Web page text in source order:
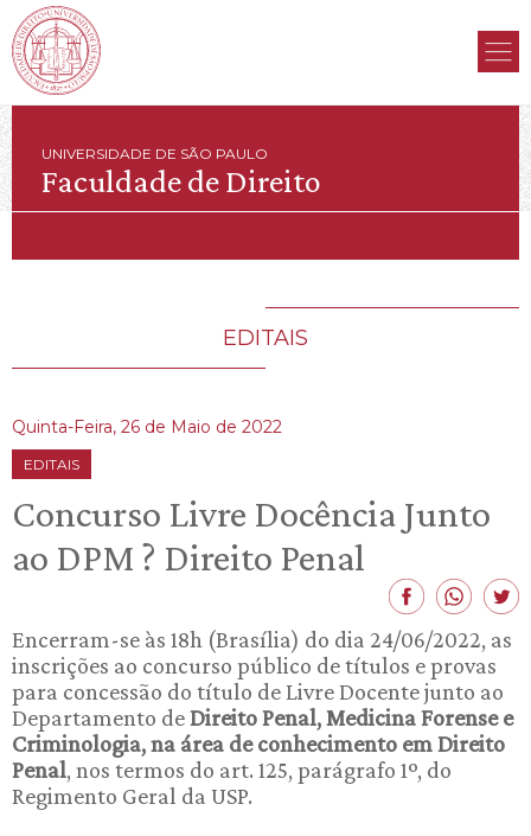
UNIVERSIDADE DE SÃO PAULO
Faculdade de Direito
EDITAIS
Quinta-Feira, 26 de Maio de 2022
EDITAIS
Concurso Livre Docência Junto
ao DPM ? Direito Penal
Encerram-se às 18h (Brasília) do dia 24/06/2022, as
inscrições ao concurso público de títulos e provas
para concessão do título de Livre Docente junto ao
Departamento deDireito Penal, Medicina Forense e
Criminologia, na área de conhecimento em Direito
Penal, nos termos do art. 125, parágrafo 1º, do
Regimento Geral da USP.